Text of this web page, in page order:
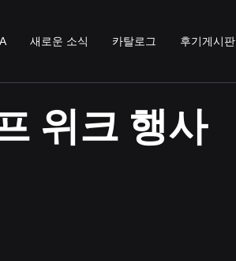
새로운 소식 카탈로그 후기게시판
위크 행사